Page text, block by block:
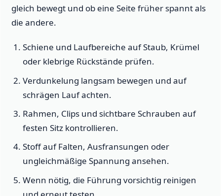
gleich bewegt und ob eine Seite früher spannt als
die andere.
Schiene und Laufbereiche auf Staub, Krümel
oder klebrige Rückstände prüfen.
Verdunkelung langsam bewegen und auf
schrägen Lauf achten.
Rahmen, Clips und sichtbare Schrauben auf
festen Sitz kontrollieren.
Stoff auf Falten, Ausfransungen oder
ungleichmäßige Spannung ansehen.
Wenn nötig, die Führung vorsichtig reinigen